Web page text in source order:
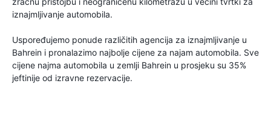
iznajmljivanje automobila.
Uspoređujemo ponude različitih agencija za iznajmljivanje u
Bahrein i pronalazimo najbolje cijene za najam automobila. Sve
cijene najma automobila u zemlji Bahrein u prosjeku su 35%
jeftinije od izravne rezervacije.